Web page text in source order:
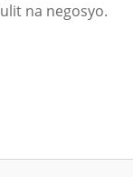
ulit na negosyo.